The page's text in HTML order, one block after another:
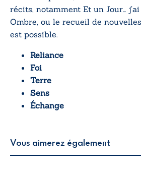
récits, notamment Et un Jour…
Ombre, ou le recueil de nouvelles
est possible.
Reliance
Foi
Terre
Sens
Échange
Vous aimerez également